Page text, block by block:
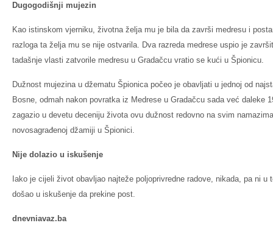
Dugogodišnji mujezin
Kao istinskom vjerniku, životna želja mu je bila da završi medresu i
razloga ta želja mu se nije ostvarila. Dva razreda medrese uspio je
tadašnje vlasti zatvorile medresu u Gradačcu vratio se kući u Špionicu.
Dužnost mujezina u džematu Špionica počeo je obavljati u jednoj od
Bosne, odmah nakon povratka iz Medrese u Gradačcu sada već daleke
zagazio u devetu deceniju života ovu dužnost redovno na svim
novosagrađenoj džamiji u Špionici.
Nije dolazio u iskušenje
Iako je cijeli život obavljao najteže poljoprivredne radove, nikada, pa ni u
došao u iskušenje da prekine post.
dnevniavaz.ba